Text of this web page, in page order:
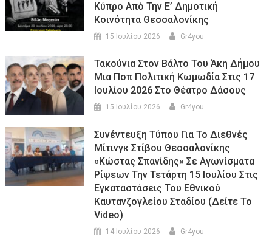
Κύπρο Από Την Ε’ Δημοτική
Κοινότητα Θεσσαλονίκης
15 Ιουλίου 2026 Gr4you
Τακούνια Στον Βάλτο Του Άκη Δήμου
Μια Ποπ Πολιτική Κωμωδία Στις 17
Ιουλίου 2026 Στο Θέατρο Δάσους
15 Ιουλίου 2026 Gr4you
Συνέντευξη Τύπου Για Το Διεθνές
Μίτινγκ Στίβου Θεσσαλονίκης
«Κώστας Σπανίδης» Σε Αγωνίσματα
Ρίψεων Την Τετάρτη 15 Ιουλίου Στις
Εγκαταστάσεις Του Εθνικού
Καυτανζογλείου Σταδίου (Δείτε Το
Video)
14 Ιουλίου 2026 Gr4you